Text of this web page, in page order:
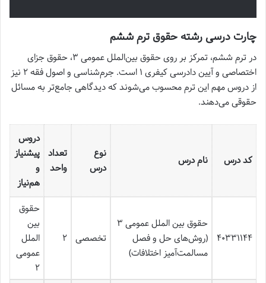
چارت درسی رشته حقوق ترم ششم
در ترم ششم، تمرکز بر روی حقوق بین‌الملل عمومی ۳، حقوق جزای
اختصاصی و آیین دادرسی کیفری ۱ است. جرم‌شناسی و اصول فقه ۲ نیز
از دروس مهم این ترم محسوب می‌شوند که دیدگاهی جامع‌تر به مسائل
حقوقی می‌دهند.
کد درس نام درس
نوع
درس
تعداد
واحد
دروس
پیشنیاز
و
هم‌نیاز
۴۰۳۳۱۱۴۴
حقوق بین الملل عمومی ۳
(روش‌های حل و فصل
مسالمت‌آمیز اختلافات)
تخصصی ۲
حقوق
بین
الملل
عمومی
۲